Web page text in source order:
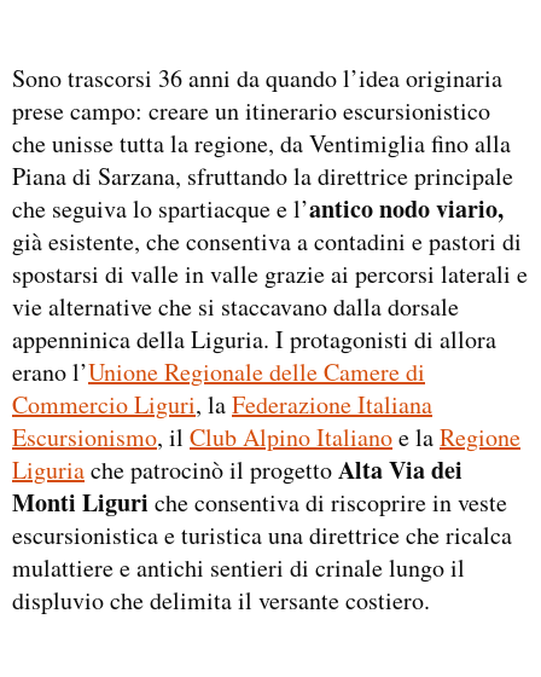
Sono trascorsi 36 anni da quando l’idea originaria
prese campo: creare un itinerario escursionistico
che unisse tutta la regione, da Ventimiglia fino alla
Piana di Sarzana, sfruttando la direttrice principale
che seguiva lo spartiacque e l’antico nodo viario,
già esistente, che consentiva a contadini e pastori di
spostarsi di valle in valle grazie ai percorsi laterali e
vie alternative che si staccavano dalla dorsale
appenninica della Liguria. I protagonisti di allora
erano l’Unione Regionale delle Camere di
Commercio Liguri, laFederazione Italiana
Escursionismo, il Club Alpino Italianoe laRegione
Liguriache patrocinò il progettoAlta Via dei
Monti Liguri che consentiva di riscoprire in veste
escursionistica e turistica una direttrice che ricalca
mulattiere e antichi sentieri di crinale lungo il
displuvio che delimita il versante costiero.